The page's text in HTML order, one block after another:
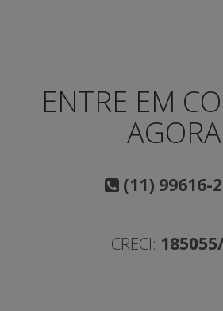
ENTRE EM
(11) 99616-
CRECI: